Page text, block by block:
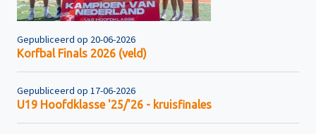
Gepubliceerd op 20-06-2026
Korfbal Finals 2026 (veld)
Gepubliceerd op 17-06-2026
U19 Hoofdklasse '25/'26 - kruisfinales